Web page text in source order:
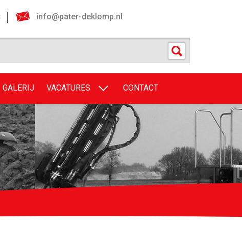
info@pater-deklomp.nl
GALERIJ VACATURES CONTACT